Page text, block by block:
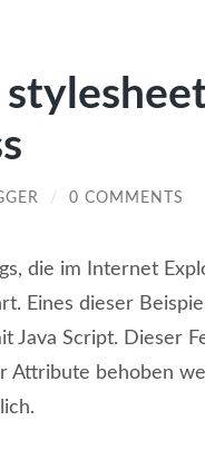
/ 0 COMMENTS
die im Internet
Eines dieser
Java Script. Dieser
Attribute behoben